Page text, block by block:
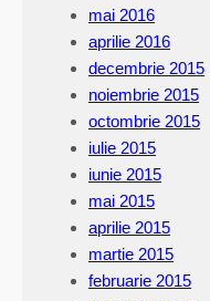
mai 2016
aprilie 2016
decembrie 2015
noiembrie 2015
octombrie 2015
iulie 2015
iunie 2015
mai 2015
aprilie 2015
martie 2015
februarie 2015